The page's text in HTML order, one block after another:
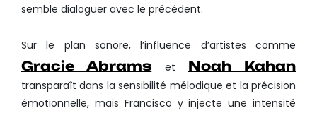
semble dialoguer avec le précédent.
Sur le plan sonore, l’influence d’artistes comme
Gracie Abrams et Noah Kahan
transparaît dans la sensibilité mélodique et la précision
émotionnelle, mais Francisco y injecte une intensité